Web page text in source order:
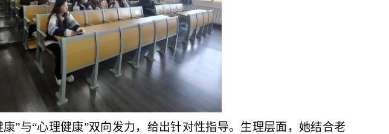
康”与“心理健康”双向发力，给出针对性指导。生理层面，她结合老